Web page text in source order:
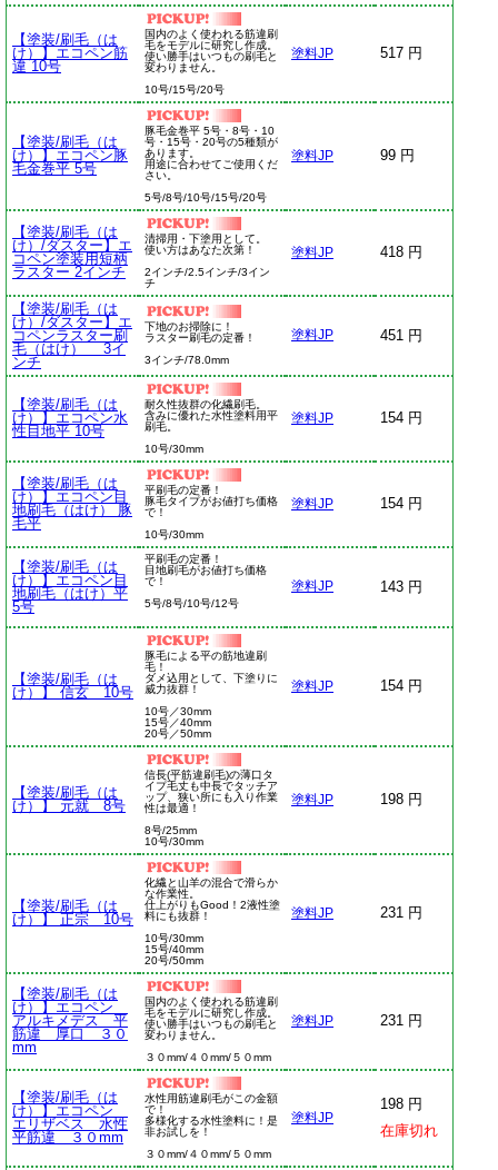
【塗装/刷毛（は
け）】エコペン筋
違 10号
国内のよく使われる筋違刷
毛をモデルに研究し作成。
使い勝手はいつもの刷毛と
変わりません。
10号/15号/20号
塗料JP 517 円
【塗装/刷毛（は
け）】エコペン豚
毛金巻平 5号
豚毛金巻平 5号・8号・10
号・15号・20号の5種類が
あります。
用途に合わせてご使用くだ
さい。
5号/8号/10号/15号/20号
塗料JP 99 円
【塗装/刷毛（は
け）/ダスター】エ
コペン塗装用短柄
ラスター 2インチ
清掃用・下塗用として。
使い方はあなた次第！
2インチ/2.5インチ/3イン
チ
塗料JP 418 円
【塗装/刷毛（は
け）/ダスター】エ
コペンラスター刷
毛（はけ） 3イ
ンチ
下地のお掃除に！
ラスター刷毛の定番！
3インチ/78.0mm
塗料JP 451 円
【塗装/刷毛（は
け）】エコペン水
性目地平 10号
耐久性抜群の化繊刷毛。
含みに優れた水性塗料用平
刷毛。
10号/30mm
塗料JP 154 円
【塗装/刷毛（は
け）】エコペン目
地刷毛（はけ） 豚
毛平
平刷毛の定番！
豚毛タイプがお値打ち価格
で！
10号/30mm
塗料JP 154 円
【塗装/刷毛（は
け）】エコペン目
地刷毛（はけ）平
5号
平刷毛の定番！
目地刷毛がお値打ち価格
で！
5号/8号/10号/12号
塗料JP 143 円
【塗装/刷毛（は
け）】 信玄 10号
豚毛による平の筋地違刷
毛！
ダメ込用として、下塗りに
威力抜群！
10号／30mm
15号／40mm
20号／50mm
塗料JP 154 円
【塗装/刷毛（は
け）】 元就 8号
信長(平筋違刷毛)の薄口タ
イプ毛丈も中長でタッチア
ップ、狭い所にも入り作業
性は最適！
8号/25mm
10号/30mm
塗料JP 198 円
【塗装/刷毛（は
け）】 正宗 10号
化繊と山羊の混合で滑らか
な作業性。
仕上がりもGood！2液性塗
料にも抜群！
10号/30mm
15号/40mm
20号/50mm
塗料JP 231 円
【塗装/刷毛（は
け）】エコペン
アルキメデス 平
筋違 厚口 ３０
mm
国内のよく使われる筋違刷
毛をモデルに研究し作成。
使い勝手はいつもの刷毛と
変わりません。
３０mm/４０mm/５０mm
塗料JP 231 円
【塗装/刷毛（は
け）】エコペン
エリザベス 水性
平筋違 ３０mm
水性用筋違刷毛がこの金額
で！
多様化する水性塗料に！是
非お試しを！
３０mm/４０mm/５０mm
塗料JP
198 円
在庫切れ